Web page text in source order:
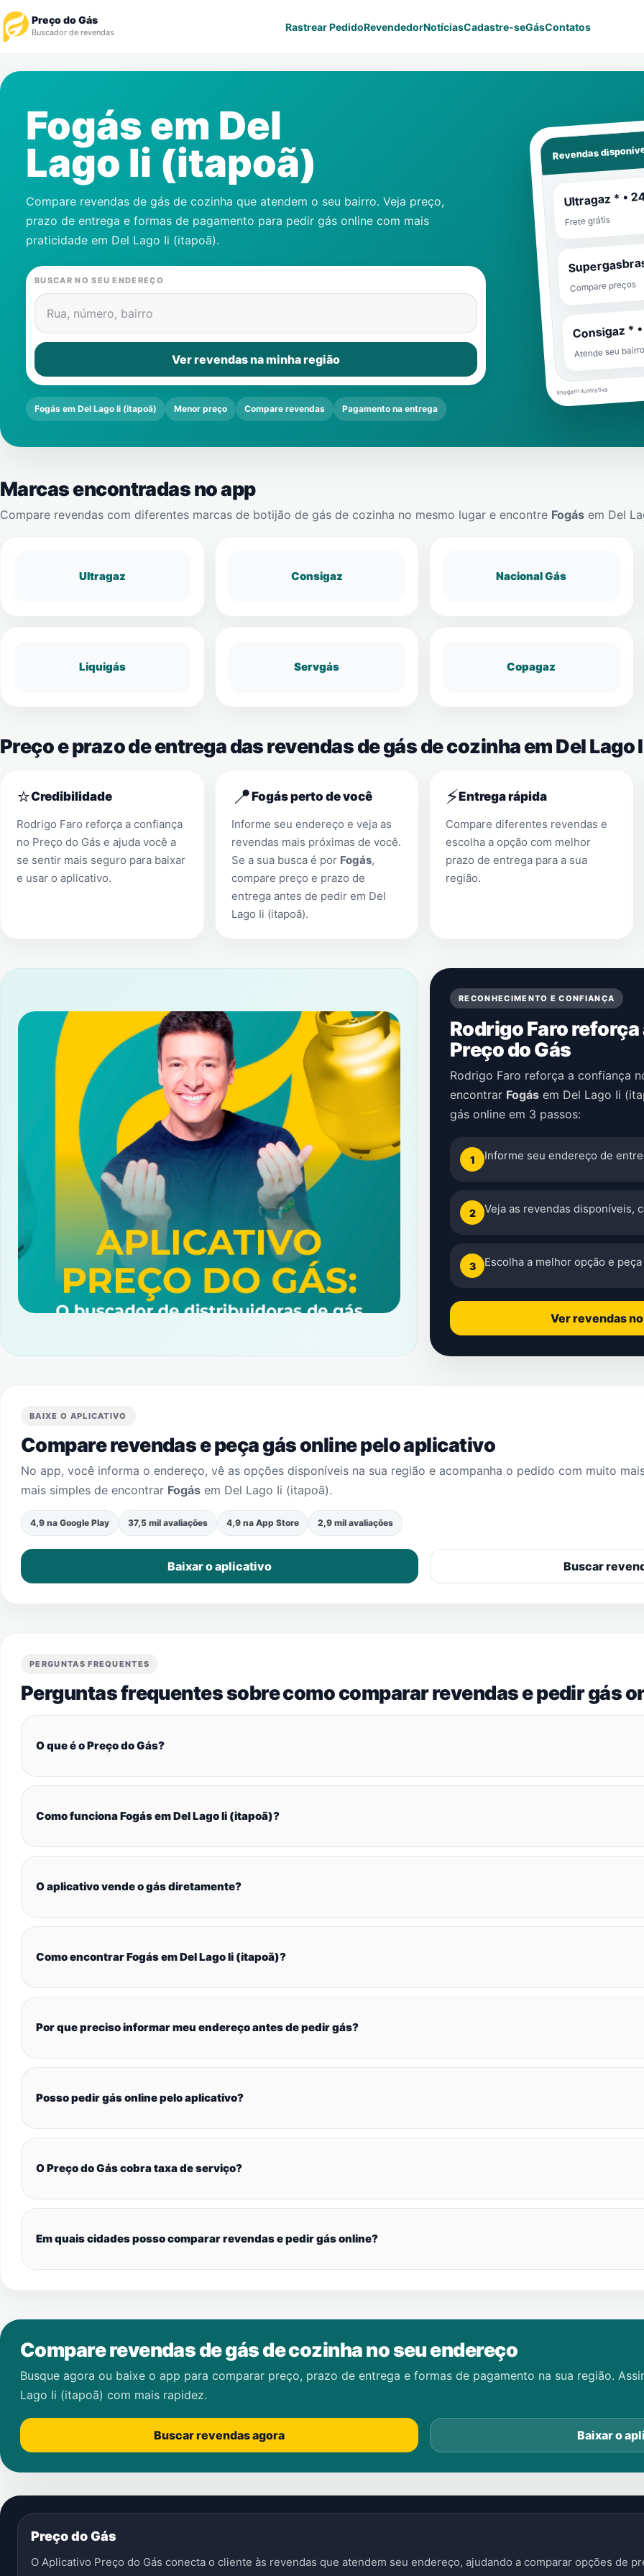
Preço do Gás
Buscador de revendas Rastrear PedidoRevendedorNotíciasCadastre-seGásContatos
Revendedor
Notícias
Gás
Contatos
Fogás em Del
Lago Ii (itapoã)
Compare revendas de gás de cozinha que atendem o seu bairro. Veja preço,
prazo de entrega e formas de pagamento para pedir gás online com mais
praticidade em Del Lago Ii (itapoã).
BUSCAR NO SEU ENDEREÇO
Rua, número, bairro
Ver revendas na minha região
Fogás em Del Lago Ii (itapoã) Menor preço Compare revendas Pagamento na entrega
Revendas
Ultragaz * •
Frete grátis
Compare preços
Consigaz *
Atende seu
Imagem ilustrativa
Marcas encontradas no app
Compare revendas com diferentes marcas de botijão de gás de cozinha no mesmo lugar e encontre Fogás em Del
Ultragaz Consigaz Nacional Gás
Liquigás Servgás Copagaz
Preço e prazo de entrega das revendas de gás de cozinha em Del
⭐Credibilidade
Rodrigo Faro reforça a confiança
no Preço do Gás e ajuda você a
se sentir mais seguro para baixar
e usar o aplicativo.
📍Fogás perto de você
Informe seu endereço e veja as
revendas mais próximas de você.
Se a sua busca é por Fogás,
compare preço e prazo de
entrega antes de pedir em Del
Lago Ii (itapoã).
⚡Entrega rápida
Compare diferentes revendas e
escolha a opção com melhor
prazo de entrega para a sua
região.
RECONHECIMENTO E CONFIANÇA
Rodrigo Faro
Preço do Gás
Rodrigo Faro reforça a confiança
encontrar Fogás em Del Lago Ii
gás online em 3 passos:
1 Informe seu endereço de
2 Veja as revendas disponíveis,
3 Escolha a melhor opção e
Ver revendas
BAIXE O APLICATIVO
Compare revendas e peça gás online pelo aplicativo
No app, você informa o endereço, vê as opções disponíveis na sua região e acompanha o pedido com muito
mais simples de encontrar Fogás em Del Lago Ii (itapoã).
4,9 na Google Play 37,5 mil avaliações 4,9 na App Store 2,9 mil avaliações
Baixar o aplicativo Buscar
PERGUNTAS FREQUENTES
Perguntas frequentes sobre como comparar revendas e pedir gás
O que é o Preço do Gás?
Como funciona Fogás em Del Lago Ii (itapoã)?
O aplicativo vende o gás diretamente?
Como encontrar Fogás em Del Lago Ii (itapoã)?
Por que preciso informar meu endereço antes de pedir gás?
Posso pedir gás online pelo aplicativo?
O Preço do Gás cobra taxa de serviço?
Em quais cidades posso comparar revendas e pedir gás online?
Compare revendas de gás de cozinha no seu endereço
Busque agora ou baixe o app para comparar preço, prazo de entrega e formas de pagamento na sua região.
Lago Ii (itapoã) com mais rapidez.
Buscar revendas agora Baixar o
Preço do Gás
O Aplicativo Preço do Gás conecta o cliente às revendas que atendem seu endereço, ajudando a comparar opções de